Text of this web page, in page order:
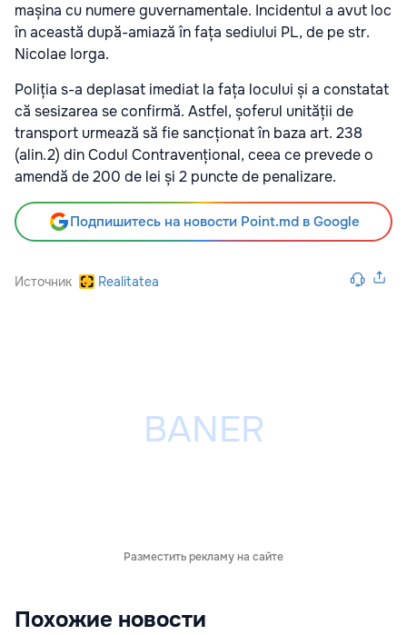
mașina cu numere guvernamentale. Incidentul a avut loc
în această după-amiază în fața sediului PL, de pe str.
Nicolae Iorga.
Poliția s-a deplasat imediat la fața locului și a constatat
că sesizarea se confirmă. Astfel, șoferul unității de
transport urmează să fie sancționat în baza art. 238
(alin.2) din Codul Contravențional, ceea ce prevede o
amendă de 200 de lei și 2 puncte de penalizare.
Подпишитесь на новости Point.md в Google
Источник Realitatea
Разместить рекламу на сайте
Похожие новости